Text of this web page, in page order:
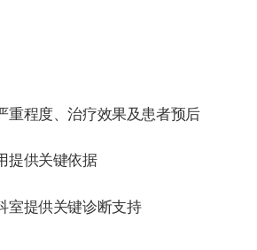
重程度、治疗效果及患者预后
提供关键依据
室提供关键诊断支持